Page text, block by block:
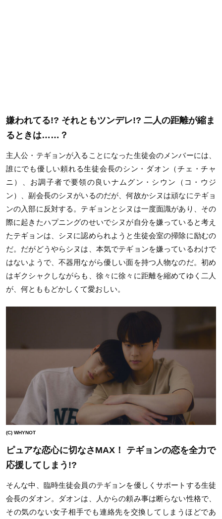
嫌われてる!? それともツンデレ!? 二人の距離が縮ま
るときは……？
主人公・テギョンが入ることになった生徒会のメンバーには、
誰にでも優しい頼れる生徒会長のシン・ダオン（チェ・チャ
ニ）、お調子者で要領の良いナムグン・シウン（コ・ウジ
ン）、副会長のシヌがいるのだが、何故かシヌは頑なにテギョ
ンの入部に反対する。テギョンとシヌは一度面識があり、その
際に起きたハプニングのせいでシヌが自分を嫌っていると考え
たテギョンは、シヌに認められようと生徒会室の掃除に励むの
だ。だがどうやらシヌは、本気でテギョンを嫌っているわけで
はないようで、不器用ながら優しい面を持つ人物なのだ。初め
はギクシャクしながらも、徐々に徐々に距離を縮めてゆく二人
が、何とももどかしくて愛おしい。
(C) WHYNOT
ピュアな恋心に切なさMAX！ テギョンの恋を全力で
応援してしまう!?
そんな中、臨時生徒会員のテギョンを優しくサポートする生徒
会長のダオン。ダオンは、人からの頼み事は断らない性格で、
その気のない女子相手でも連絡先を交換してしまうほどであ